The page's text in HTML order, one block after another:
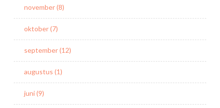
november (8)
oktober (7)
september (12)
augustus (1)
juni (9)